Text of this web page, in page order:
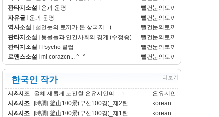
판타지소설
운과 운명
뻘건눈의토끼
자유글
운과 운명
뻘건눈의토끼
역사소설
뻘건눈의 토끼가 본 삼국지... (...
뻘건눈의토끼
판타지소설
동물들과 인간사회의 경계 (수정중)
뻘건눈의토끼
판타지소설
Psycho 클럽
뻘건눈의토끼
로맨스소설
mi corazon... ^_^ 뻘건눈의토끼
한국인 작가 더보기
시&시조 올해 새롭게 도전할 은유시인의 ... 1
은유시인
시&시조
[時調] 釜山100景(부산100경)_제2탄
korean
시&시조
[時調] 釜山100景(부산100경)_제1탄
korean